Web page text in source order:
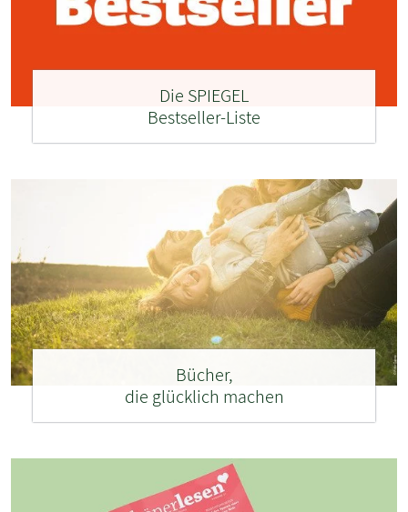
Die SPIEGEL
Bestseller-Liste
Bücher,
die glücklich machen